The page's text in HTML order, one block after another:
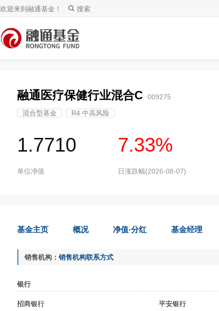
欢迎来到融通基金！ 搜索
融通医疗保健行业混合C 009275
混合型基金 R4 中高风险
1.7710
单位净值
7.33%
日涨跌幅(2026-08-07)
基金主页 概况 净值·分红 基金经理
销售机构： 销售机构联系方式
银行
招商银行
平安银行